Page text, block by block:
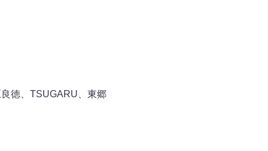
徳、TSUGARU、東郷